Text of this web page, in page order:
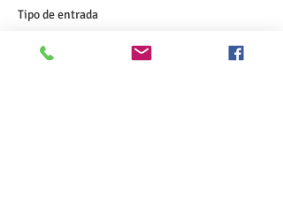
Tipo de entrada